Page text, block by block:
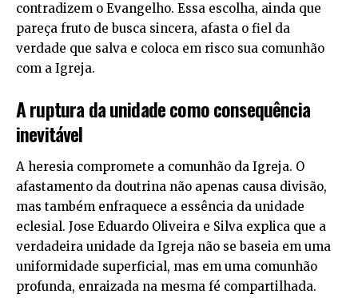
contradizem o Evangelho. Essa escolha, ainda que
pareça fruto de busca sincera, afasta o fiel da
verdade que salva e coloca em risco sua comunhão
com a Igreja.
A ruptura da unidade como consequência
inevitável
A heresia compromete a comunhão da Igreja. O
afastamento da doutrina não apenas causa divisão,
mas também enfraquece a essência da unidade
eclesial. Jose Eduardo Oliveira e Silva explica que a
verdadeira unidade da Igreja não se baseia em uma
uniformidade superficial, mas em uma comunhão
profunda, enraizada na mesma fé compartilhada.